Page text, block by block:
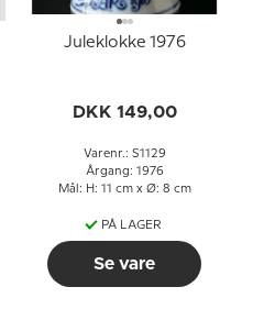
Juleklokke 1976
DKK 149,00
Varenr.: S1129
Årgang: 1976
Mål: H: 11 cm x Ø: 8 cm
PÅ LAGER
Se vare